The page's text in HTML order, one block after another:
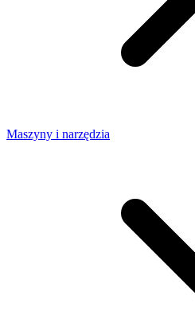
Maszyny i narzędzia